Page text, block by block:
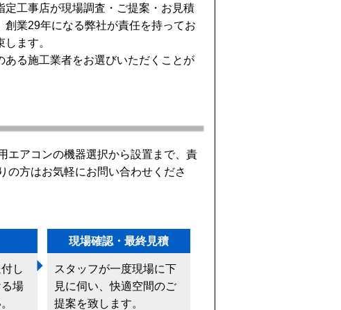
工事店が現場調査・ご提案・お見積
業29年になる弊社が責任を持ってお
ます。
る施工業者をお選びいただくことが
エアコンの機器選択から設置まで、責
の方はお気軽にお問い合わせくださ
し
場
現場確認・最終見積
スタッフが一度現場に下
見に伺い、快適空間のご
提案を致します。